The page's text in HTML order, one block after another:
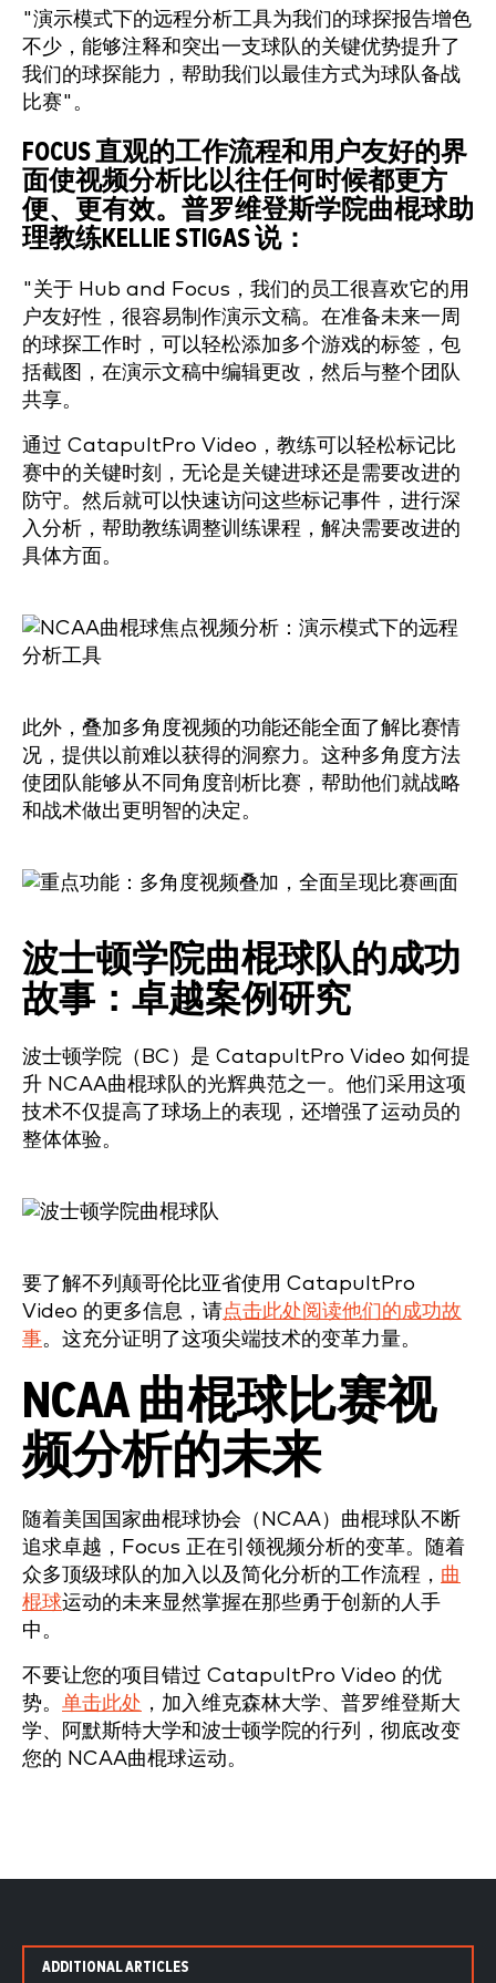
"演示模式下的远程分析工具为我们的球探报告增色
不少，能够注释和突出一支球队的关键优势提升了
我们的球探能力，帮助我们以最佳方式为球队备战
比赛"。
FOCUS 直观的工作流程和用户友好的界
面使视频分析比以往任何时候都更方
便、更有效。 普罗维登斯学院曲棍球助
理教练KELLIE STIGAS说：
"关于 Hub and Focus，我们的员工很喜欢它的用
户友好性，很容易制作演示文稿。在准备未来一周
的球探工作时，可以轻松添加多个游戏的标签，包
括截图，在演示文稿中编辑更改，然后与整个团队
共享。
通过 CatapultPro Video，教练可以轻松标记比
赛中的关键时刻，无论是关键进球还是需要改进的
防守。然后就可以快速访问这些标记事件，进行深
入分析，帮助教练调整训练课程，解决需要改进的
具体方面。
此外，叠加多角度视频的功能还能全面了解比赛情
况，提供以前难以获得的洞察力。这种多角度方法
使团队能够从不同角度剖析比赛，帮助他们就战略
和战术做出更明智的决定。
波士顿学院曲棍球队的成功
故事：卓越案例研究
波士顿学院（BC）是 CatapultPro Video 如何提
升 NCAA曲棍球队的光辉典范之一。他们采用这项
技术不仅提高了球场上的表现，还增强了运动员的
整体体验。
要了解不列颠哥伦比亚省使用 CatapultPro
Video 的更多信息，请点击此处阅读他们的成功故
事。这充分证明了这项尖端技术的变革力量。
NCAA 曲棍球比赛视
频分析的未来
随着美国国家曲棍球协会（NCAA）曲棍球队不断
追求卓越，Focus 正在引领视频分析的变革。随着
众多顶级球队的加入以及简化分析的工作流程， 曲
棍球运动的未来显然掌握在那些勇于创新的人手
中。
不要让您的项目错过 CatapultPro Video 的优
势。 单击此处 ，加入维克森林大学、普罗维登斯大
学、阿默斯特大学和波士顿学院的行列，彻底改变
您的 NCAA曲棍球运动。
ADDITIONAL ARTICLES